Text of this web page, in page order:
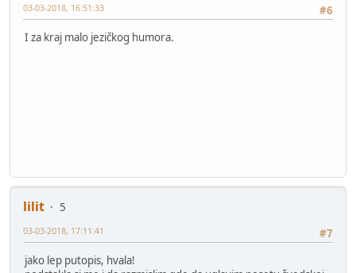
#6
03-03-2018, 16:51:33
I za kraj malo jezičkog humora.
lilit
5
#7
03-03-2018, 17:11:41
jako lep putopis, hvala!